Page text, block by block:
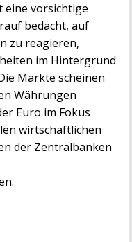
eine vorsichtige
bedacht, auf
zu reagieren,
im Hintergrund
Märkte scheinen
Währungen
Euro im Fokus
wirtschaftlichen
der Zentralbanken